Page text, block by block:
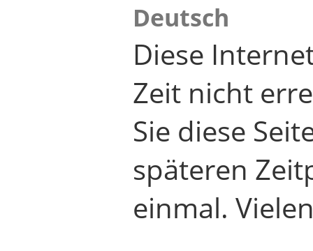
Deutsch
Diese
Zeit nicht
Sie diese
späteren
einmal.